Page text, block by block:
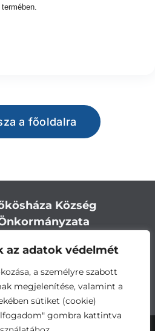
az adatok védelmét
a személyre szabott
megjelenítése, valamint a
sütiket (cookie)
gombra kattintva
termében.
a főoldalra
Község
Eleki út 28.
+36 66 244-244
@lokoshaza.hu
Kapu: JZO28